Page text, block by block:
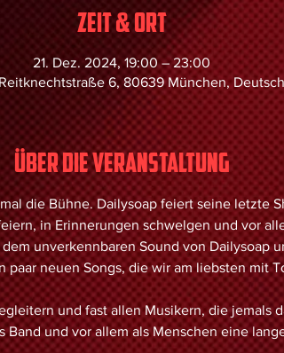
Zeit & Ort
21. Dez. 2024, 19:00 – 23:00
6, 80639 München,
Über die Veranstaltung
die Bühne. Dailysoap feiert seine letzte
in Erinnerungen schwelgen und vor
unverkennbaren Sound von Dailysoap
paar neuen Songs, die wir am liebsten mit
und fast allen Musikern, die jemals
Band und vor allem als Menschen eine